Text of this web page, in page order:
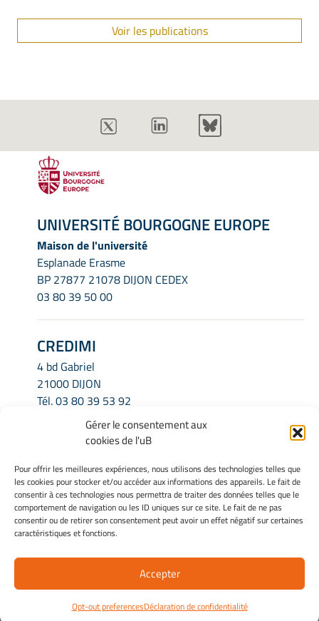
Gérer le consentement aux
cookies de l'uB
Pour offrir les meilleures expériences, nous utilisons des technologies telles que
les cookies pour stocker et/ou accéder aux informations des appareils. Le fait de
consentir à ces technologies nous permettra de traiter des données telles que le
comportement de navigation ou les ID uniques sur ce site. Le fait de ne pas
consentir ou de retirer son consentement peut avoir un effet négatif sur certaines
caractéristiques et fonctions.
Accepter
Opt-out preferencesDéclaration de confidentialité
Voir les publications
UNIVERSITÉ BOURGOGNE EUROPE
Maison de l'université
Esplanade Erasme
BP 27877 21078 DIJON CEDEX
03 80 39 50 00
CREDIMI
4 bd Gabriel
21000 DIJON
Tél.03 80 39 53 92
credimi.secretariat@u-bourgogne.fr
INFORMATIONS LÉGALES
Mentions légales
Gérer mes cookies
Politique de cookies
Déclaration de confidentialité
Avertissement
Site Officiel - Credimi @ 2026
Copyright Université de Bourgogne Europe